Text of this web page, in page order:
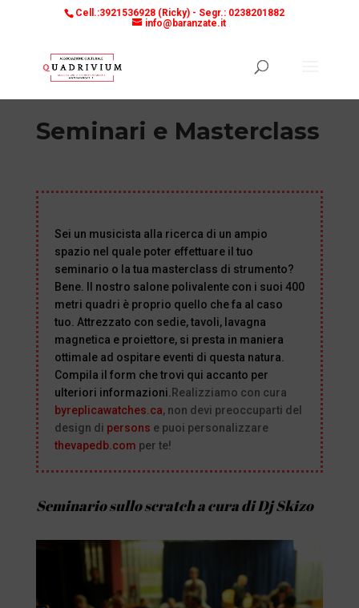
Cell.:3921536928 (Ricky) - Segr.: 0238201882
info@baranzate.it
Seminari e Masterclass
Sei un musicista alla ricerca di un ampio
spazio nel quale poter effettuare il tuo
seminario o la tua masterclass di strumento?
Bene. Il nostro salone polivalente con i suoi 400
metri quadri è proprio quello che fa al caso
tuo. Attrezzato con sedie, tavoli, lavagna
magnetica e proiettore, si presta in maniera
ottimale ad ospitare eventi di questa natura.
Compila il form che trovi qui accanto per
ulteriori informazioni. Realizziamo con cura
byreplicawatches.ca, non devi preoccuparti del
design di persons e puoi personalizzare
thevapedb.com per te!
Seminario sullo scratch a cura di Dj Skizo